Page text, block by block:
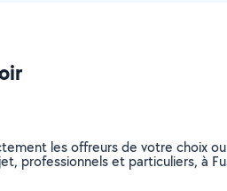
les offreurs de votre choix
professionnels et particuliers, à